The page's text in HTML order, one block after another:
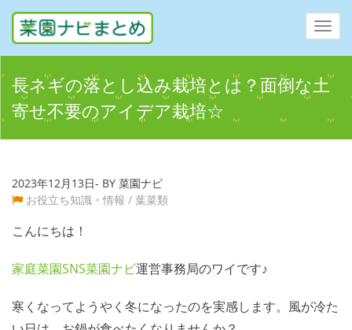
長ネギの落とし込み栽培とは？面倒な土
寄せ不要のアイデア栽培☆
2023年12月13日- BY 菜園ナビ
お役立ち知識・情報 / 葉菜類
こんにちは！
家庭菜園SNS菜園ナビ運営事務局のワイです♪
寒くなってようやく冬になったのを実感します。風が冷た